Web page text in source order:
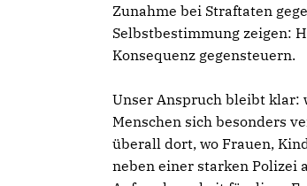
Zunahme bei Straftaten
Selbstbestimmung zeigen:
Konsequenz gegensteuern.
Unser Anspruch bleibt klar:
Menschen sich besonders
überall dort, wo Frauen,
neben einer starken Polizei